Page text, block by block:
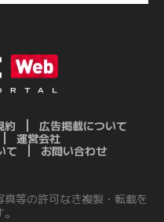
約
広告掲載について
運営会社
て
お問い合わせ
等の許可なき複製・転載を